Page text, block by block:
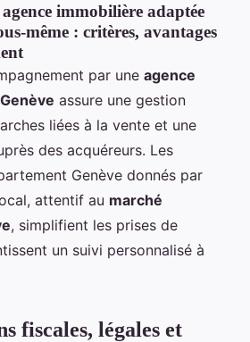
immobilière adaptée
même : critères, avantages
par une agence
assure une gestion
liées à la vente et une
des acquéreurs. Les
Genève donnés par
attentif au marché
, simplifient les prises de
un suivi personnalisé à
fiscales, légales et